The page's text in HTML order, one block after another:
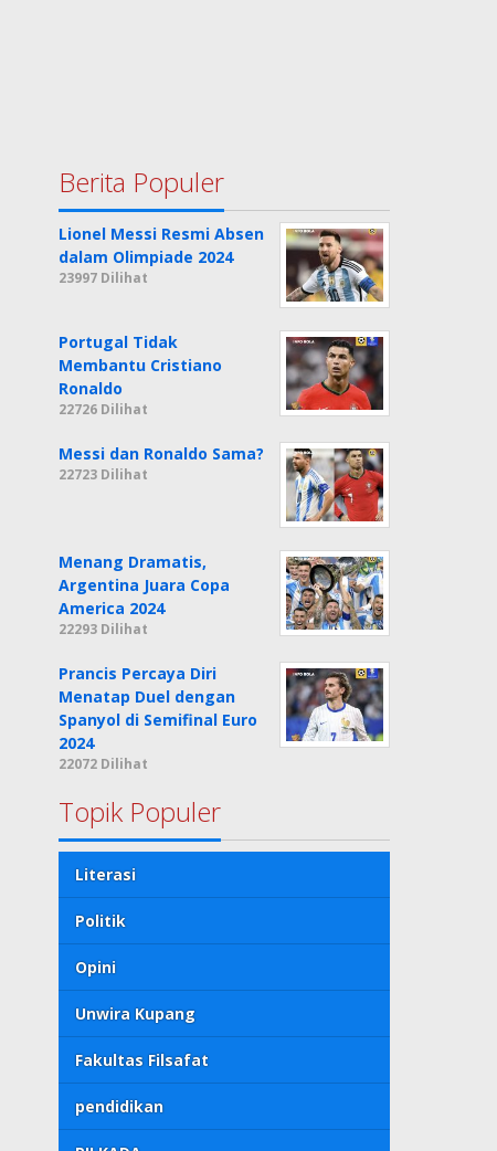
Berita Populer
Lionel Messi Resmi Absen
dalam Olimpiade 2024
23997 Dilihat
Portugal Tidak
Membantu Cristiano
Ronaldo
22726 Dilihat
Messi dan Ronaldo Sama?
22723 Dilihat
Menang Dramatis,
Argentina Juara Copa
America 2024
22293 Dilihat
Prancis Percaya Diri
Menatap Duel dengan
Spanyol di Semifinal Euro
2024
22072 Dilihat
Topik Populer
Literasi
Politik
Opini
Unwira Kupang
Fakultas Filsafat
pendidikan